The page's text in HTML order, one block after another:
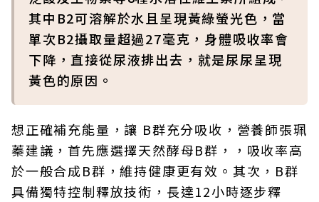
其中B2可溶解於水且呈現黃綠螢光色，當
單次B2攝取量超過27毫克，身體吸收率會
下降，直接從尿液排出去，就是尿尿呈現
黃色的原因。
想正確補充能量，讓 B群充分吸收，營養師張珮
蓁建議，首先應選擇天然酵母B群，，吸收率高
於一般合成B群，維持健康更有效。其次，B群
具備獨特控制釋放技術，長達12小時逐步釋